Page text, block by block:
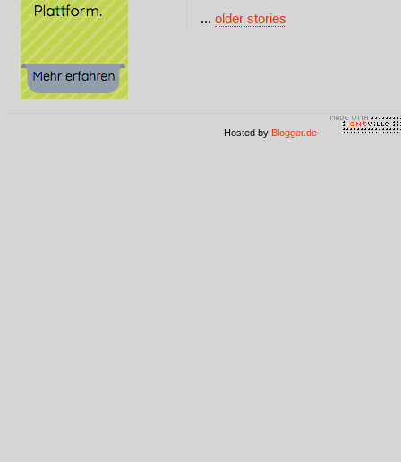
... older stories
Hosted by Blogger.de -